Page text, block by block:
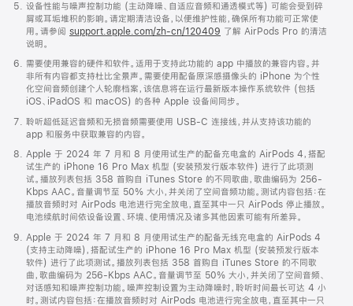
设备性能与噪声控制功能 (主动降噪、自适应音频和通透模式等) 可能会受到碎
屑或耳垢堆积的影响。请定期清洁设备，以便维护性能，确保所有功能可正常使
用。请参阅 support.apple.com/zh-cn/120409 了解 AirPods Pro 的清洁
说明。
需要使用兼容的硬件和软件。适用于支持此功能的 app 中播放的兼容内容。并
非所有内容都支持杜比全景声。需要使用配备原深感摄像头的 iPhone 为个性
化空间音频创建个人轮廓档案，该信息将在运行最新版本操作系统软件 (包括
iOS、iPadOS 和 macOS) 的各种 Apple 设备间同步。
聆听超低延迟音频和无损音频需要使用 USB-C 连接线，并从支持该功能的
app 和服务中获取兼容的内容。
Apple 于 2024 年 7 月和 8 月使用试生产的配备充电盒的 AirPods 4，搭配
试生产的 iPhone 16 Pro Max 机型 (安装预发行版本软件) 进行了此项测
试。播放列表包括 358 首购自 iTunes Store 的不同歌曲，歌曲编码为 256-
Kbps AAC。音量调节至 50% 大小，并关闭了空间音频功能。测试内容包括：在
播放音频时对 AirPods 电池进行完全放电，直至其中一只 AirPods 停止播放。
电池续航时间依设备设置、环境、使用情况及诸多其他因素可能有所差异。
Apple 于 2024 年 7 月和 8 月使用试生产的配备无线充电盒的 AirPods 4
(支持主动降噪)，搭配试生产的 iPhone 16 Pro Max 机型 (安装预发行版本
软件) 进行了此项测试。播放列表包括 358 首购自 iTunes Store 的不同歌
曲，歌曲编码为 256-Kbps AAC。音量调节至 50% 大小，并关闭了空间音频、
对话感知和噪声控制功能。噪声控制设置为主动降噪时，聆听时间最长可达 4 小
时。测试内容包括：在播放音频时对 AirPods 电池进行完全放电，直至其中一只